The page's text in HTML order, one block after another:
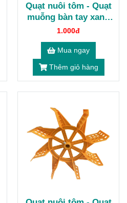
Quạt nuôi tôm - Quạt
muỗng bàn tay xanh
trong
1.000đ
Mua ngay
Thêm giỏ hàng